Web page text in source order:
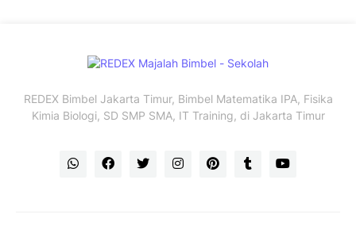
REDEX Bimbel Jakarta Timur, Bimbel Matematika IPA, Fisika
Kimia Biologi, SD SMP SMA, IT Training, di Jakarta Timur